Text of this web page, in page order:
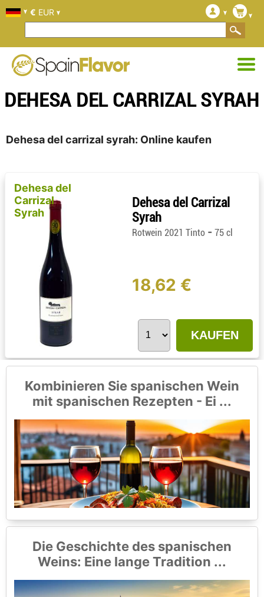
DEHESA DEL CARRIZAL SYRAH
Dehesa del carrizal syrah: Online kaufen
Dehesa del
Carrizal
Syrah
Dehesa del Carrizal
Syrah
Rotwein 2021 Tinto - 75 cl
18,62 €
KAUFEN
Kombinieren Sie spanischen Wein
mit spanischen Rezepten - Ei ...
Die Geschichte des spanischen
Weins: Eine lange Tradition ...
€ EUR